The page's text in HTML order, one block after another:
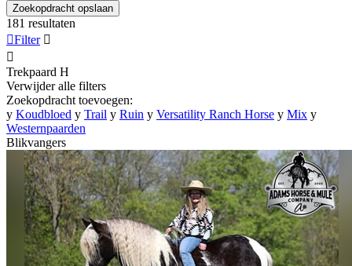
Zoekopdracht opslaan
181 resultaten
Filter 

Trekpaard H
Verwijder alle filters
Zoekopdracht toevoegen:
y Koudbloed y Trail y Ruin y Versatility Ranch Horse y Mix y
Westernpaarden
Blikvangers